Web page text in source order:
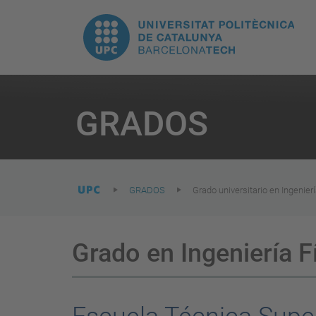
UPC.
Universitat
Politècnica
de
Catalunya
GRADOS
are
here:
GRADOS Grado universitario en
Grado en Ingeniería